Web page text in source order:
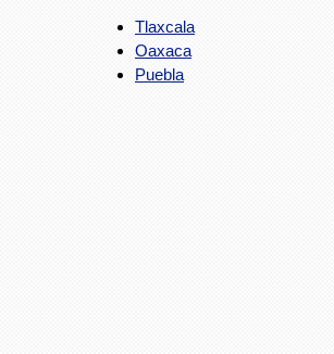
Tlaxcala
Oaxaca
Puebla